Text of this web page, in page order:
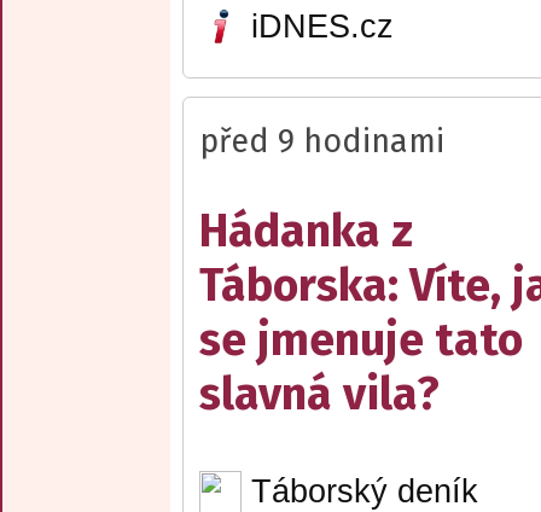
iDNES.cz
před 9 hodinami
Hádanka z
Táborska: Víte,
se jmenuje tato
slavná vila?
Táborský deník